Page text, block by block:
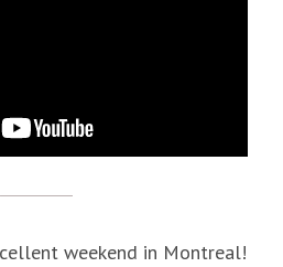
weekend in Montreal!